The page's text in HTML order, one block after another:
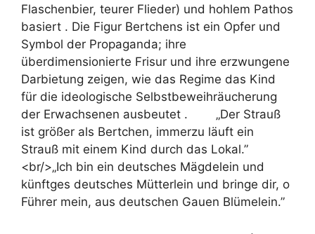
Flaschenbier, teurer Flieder) und hohlem Pathos
basiert . Die Figur Bertchens ist ein Opfer und
Symbol der Propaganda; ihre
überdimensionierte Frisur und ihre erzwungene
Darbietung zeigen, wie das Regime das Kind
für die ideologische Selbstbeweihräucherung
der Erwachsenen ausbeutet . „Der Strauß
ist größer als Bertchen, immerzu läuft ein
Strauß mit einem Kind durch das Lokal.”
<br/>„Ich bin ein deutsches Mägdelein und
künftges deutsches Mütterlein und bringe dir, o
Führer mein, aus deutschen Gauen Blümelein.”